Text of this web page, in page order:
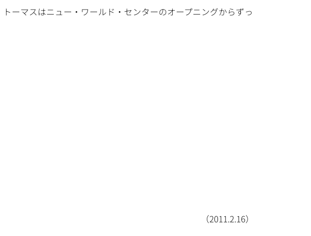
ーマスはニュー・ワールド・センターのオープニングからずっ
（2011.2.16）